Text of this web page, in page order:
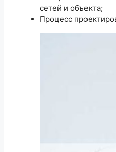
сетей и объекта;
Процесс